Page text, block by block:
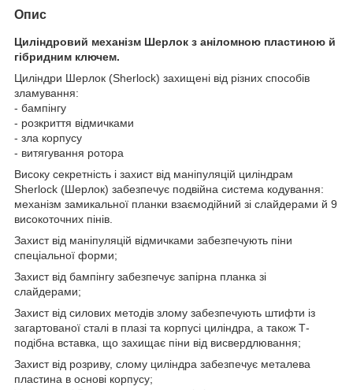
Опис
Циліндровий механізм Шерлок з аніломною пластиною й
гібридним ключем.
Циліндри Шерлок (Sherlock) захищені від різних способів
зламування:
- бампінгу
- розкриття відмичками
- зла корпусу
- витягування ротора
Високу секретність і захист від маніпуляцій циліндрам
Sherlock (Шерлок) забезпечує подвійна система кодування:
механізм замикальної планки взаємодійний зі слайдерами й 9
високоточних пінів.
Захист від маніпуляцій відмичками забезпечують піни
спеціальної форми;
Захист від бампінгу забезпечує запірна планка зі
слайдерами;
Захист від силових методів злому забезпечують штифти із
загартованої сталі в плазі та корпусі циліндра, а також Т-
подібна вставка, що захищає піни від висвердлювання;
Захист від розриву, слому циліндра забезпечує металева
пластина в основі корпусу;